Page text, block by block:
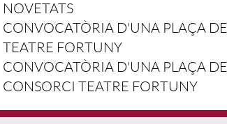
NOVETATS
CONVOCATÒRIA D'UNA PLAÇA
TEATRE FORTUNY
CONVOCATÒRIA D'UNA PLAÇA
CONSORCI TEATRE FORTUNY